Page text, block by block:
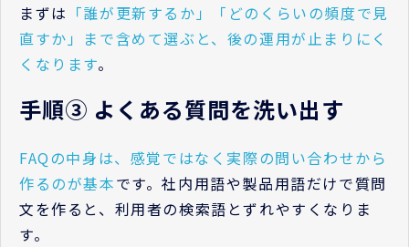
まずは 「誰が更新するか」「どのくらいの頻度で見
直すか」まで含めて選ぶと、後の運用が止まりにく
くなります。
手順③ よくある質問を洗い出す
FAQの中身は、感覚ではなく実際の問い合わせから
作るのが基本です。社内用語や製品用語だけで質問
文を作ると、利用者の検索語とずれやすくなりま
す。